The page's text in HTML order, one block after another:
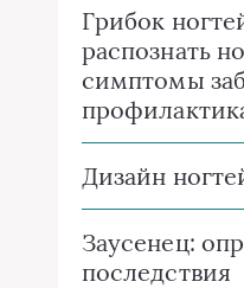
Грибок
распознать
симптомы
Дизайн
Заусенец:
последствия